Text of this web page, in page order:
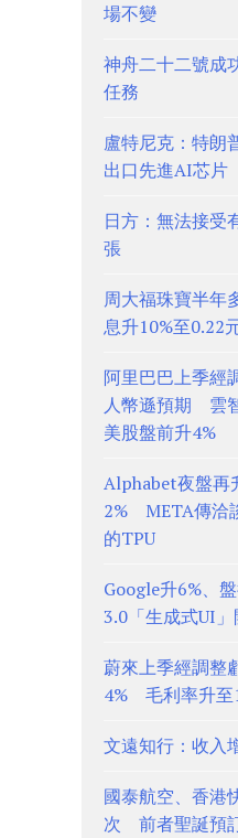
場不變
神舟二十二號成
任務
盧特尼克：特朗
出口先進AI芯片
日方：無法接受
張
周大福珠寶半年
息升10%至0.22
阿里巴巴上季經
人幣遜預期 雲
美股盤前升4%
Alphabet夜盤再
2% META傳洽
的TPU
Google升6%、
3.0「生成式UI」
蔚來上季經調整
4% 毛利率升至
文遠知行：收入
國泰航空、香港
次 前者聖誕預